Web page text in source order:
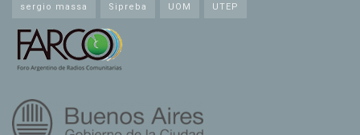
sergio massa Sipreba UOM UTEP